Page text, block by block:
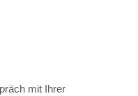
mit Ihrer